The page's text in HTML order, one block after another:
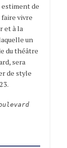
estiment de
vivre
et à la
un
du théâtre
sera
de style